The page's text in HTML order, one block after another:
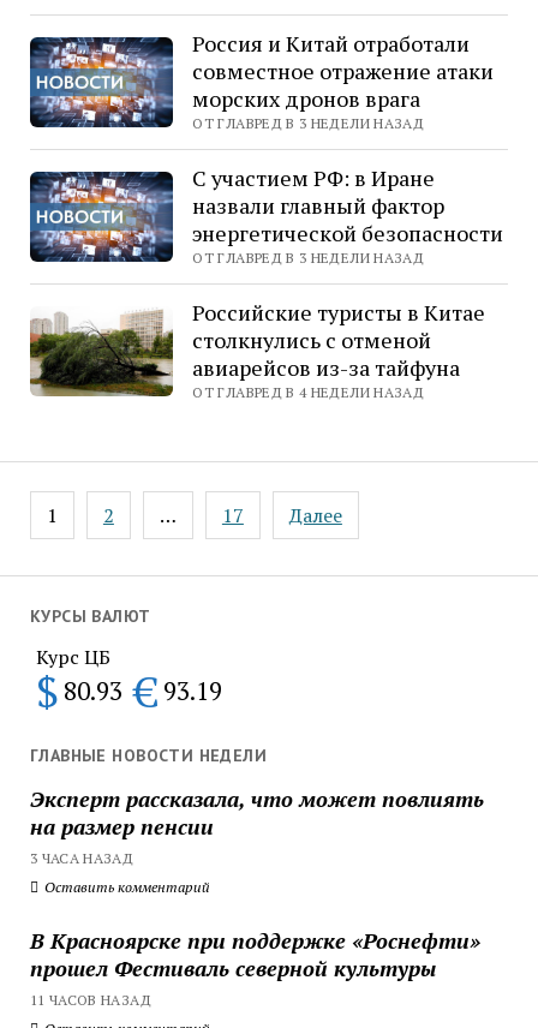
КУРСЫ ВАЛЮТ
Курс ЦБ
$ 80.93 € 93.19
ГЛАВНЫЕ НОВОСТИ НЕДЕЛИ
Эксперт рассказала, что может повлиять
на размер пенсии
3 ЧАСА НАЗАД
Оставить комментарий
В Красноярске при поддержке «Роснефти»
прошел Фестиваль северной культуры
11 ЧАСОВ НАЗАД
Россия и Китай отработали
совместное отражение атаки
морских дронов врага
ОТ ГЛАВРЕД В 3 НЕДЕЛИ НАЗАД
С участием РФ: в Иране
назвали главный фактор
энергетической безопасности
ОТ ГЛАВРЕД В 3 НЕДЕЛИ НАЗАД
Российские туристы в Китае
столкнулись с отменой
авиарейсов из-за тайфуна
ОТ ГЛАВРЕД В 4 НЕДЕЛИ НАЗАД
Пагинация
записей
1 2 … 17 Далее